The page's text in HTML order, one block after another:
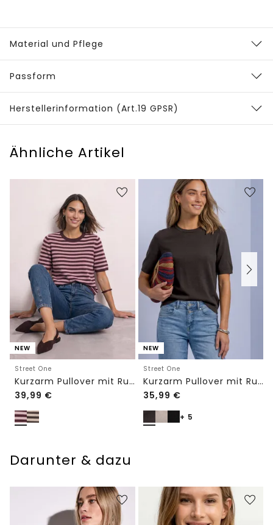
Material und Pflege
Passform
Herstellerinformation (Art.19 GPSR)
Ähnliche Artikel
NEW
Street One
Kurzarm Pullover mit Rundhals und Streifen
39,99 €
NEW
Street One
Kurzarm Pullover mit Rundhals in Unifarbe
35,99 €
+ 5
Darunter & dazu